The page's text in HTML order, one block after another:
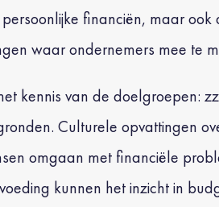
financiën, maar
waar ondernemers mee te
kennis van de doelgroepen:
Culturele opvattingen
omgaan met financiële
kunnen het inzicht in